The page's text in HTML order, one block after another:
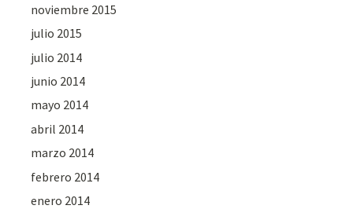
noviembre 2015
julio 2015
julio 2014
junio 2014
mayo 2014
abril 2014
marzo 2014
febrero 2014
enero 2014